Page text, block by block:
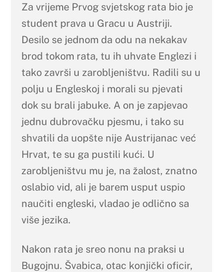
Za vrijeme Prvog svjetskog rata bio je
student prava u Gracu u Austriji.
Desilo se jednom da odu na nekakav
brod tokom rata, tu ih uhvate Englezi i
tako završi u zarobljeništvu. Radili su u
polju u Engleskoj i morali su pjevati
dok su brali jabuke. A on je zapjevao
jednu dubrovačku pjesmu, i tako su
shvatili da uopšte nije Austrijanac već
Hrvat, te su ga pustili kući. U
zarobljeništvu mu je, na žalost, znatno
oslabio vid, ali je barem usput uspio
naučiti engleski, vladao je odlično sa
više jezika.
Nakon rata je sreo nonu na praksi u
Bugojnu. Švabica, otac konjički oficir,